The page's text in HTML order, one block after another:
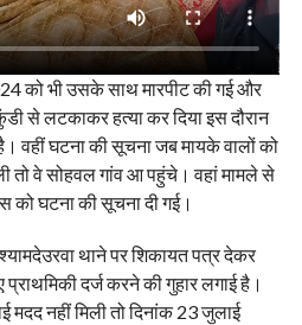
को भी उसके साथ मारपीट की गई और
से लटकाकर हत्या कर दिया इस दौरान
वहीं घटना की सूचना जब मायके वालों को
तो वे सोहवल गांव आ पहुंचे। वहां मामले से
को घटना की सूचना दी गई।
थाने पर शिकायत पत्र देकर
दर्ज करने की गुहार लगाई है।
मदद नहीं मिली तो दिनांक 23 जुलाई